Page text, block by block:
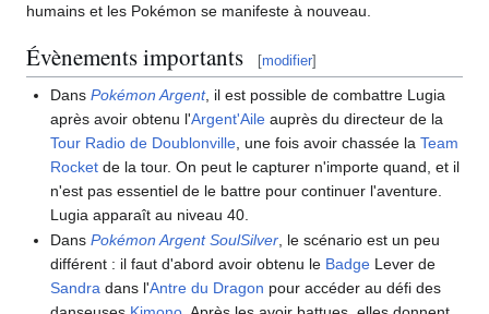
humains et les Pokémon se manifeste à nouveau.
Évènements importants [modifier]
DansPokémon Argent, il est possible de combattre Lugia
après avoir obtenu l'Argent'Aile auprès du directeur de la
Tour Radio de Doublonville , une fois avoir chassée laTeam
Rocket de la tour. On peut le capturer n'importe quand, et il
n'est pas essentiel de le battre pour continuer l'aventure.
Lugia apparaît au niveau 40.
DansPokémon Argent SoulSilver, le scénario est un peu
différent : il faut d'abord avoir obtenu le Badge Lever de
Sandra dans l'Antre du Dragon pour accéder au défi des